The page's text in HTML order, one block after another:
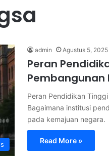
admin Agustus 5, 2025
Peran
Pembangunan
Peran Pendidikan
Bagaimana institusi
pada kemajuan negara.
Read More »